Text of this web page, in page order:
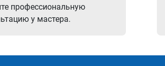
профессиональную
у мастера.